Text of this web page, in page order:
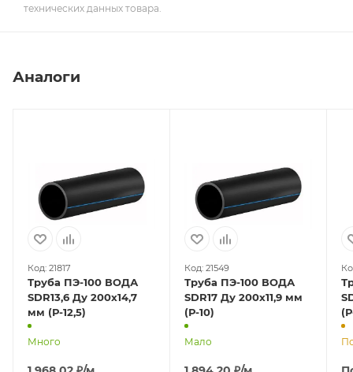
технических данных товара.
Аналоги
Код: 21817
Труба ПЭ-100 ВОДА
SDR13,6 Ду 200х14,7
мм (Р-12,5)
Много
Код: 21549
Труба ПЭ-100 ВОДА
SDR17 Ду 200х11,9 мм
(Р-10)
Мало